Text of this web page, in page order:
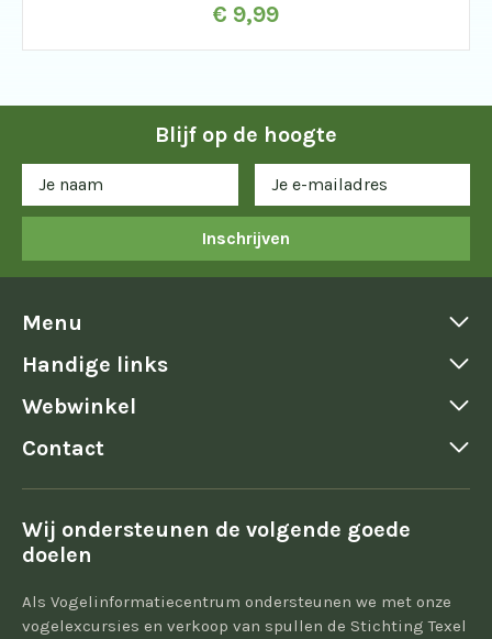
€ 9,99
Blijf op de hoogte
Inschrijven
Menu
Handige links
Webwinkel
Contact
Wij ondersteunen de volgende goede
doelen
Als Vogelinformatiecentrum ondersteunen we met onze
vogelexcursies en verkoop van spullen de Stichting Texel